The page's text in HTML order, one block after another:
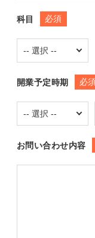
科目 必須
開業予定時期 必
お問い合わせ内容